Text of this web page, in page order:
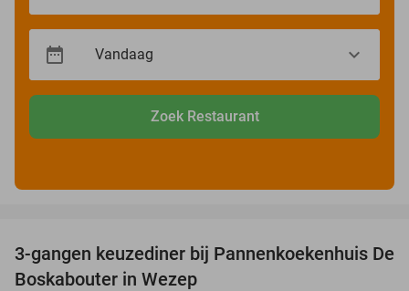
Zoek Restaurant
36%
3-gangen keuzediner bij Pannenkoekenhuis De
Boskabouter in Wezep